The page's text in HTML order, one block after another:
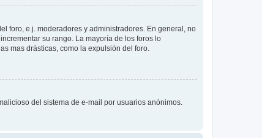
foro, e.j. moderadores y administradores. En general, no
su rango. La mayoría de los foros lo
mas drásticas, como la expulsión del foro.
del sistema de e-mail por usuarios anónimos.